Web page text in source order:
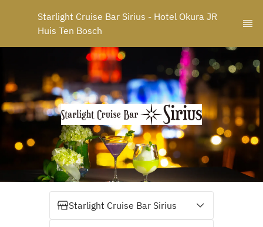
Starlight Cruise Bar Sirius - Hotel Okura JR
Huis Ten Bosch
Starlight Cruise Bar Sirius